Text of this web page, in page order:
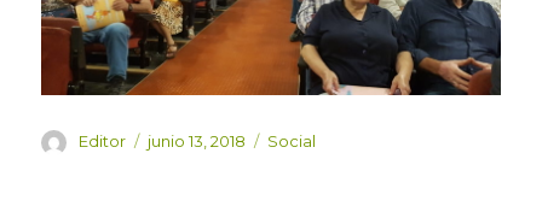
Autor
Editor
Publicado
junio 13, 2018 Categorías
Social